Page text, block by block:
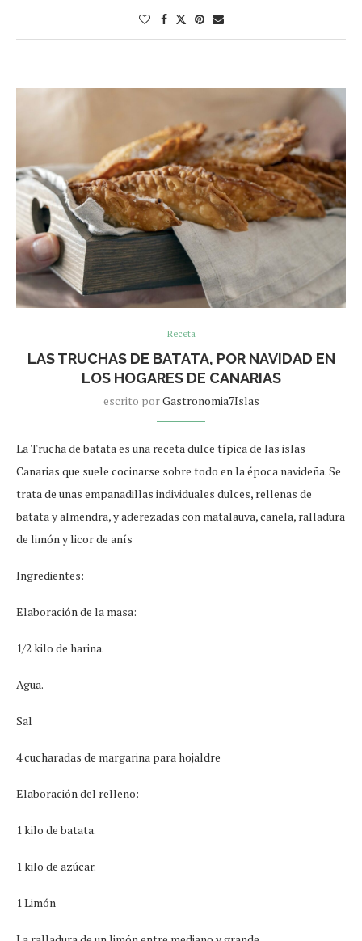
Receta
LAS TRUCHAS DE BATATA, POR NAVIDAD EN
LOS HOGARES DE CANARIAS
escrito porGastronomia7Islas
La Trucha de batata es una receta dulce típica de las islas
Canarias que suele cocinarse sobre todo en la época navideña. Se
trata de unas empanadillas individuales dulces, rellenas de
batata y almendra, y aderezadas con matalauva, canela, ralladura
de limón y licor de anís
Ingredientes:
Elaboración de la masa:
1/2 kilo de harina.
Agua.
Sal
4 cucharadas de margarina para hojaldre
Elaboración del relleno:
1 kilo de batata.
1 kilo de azúcar.
1 Limón